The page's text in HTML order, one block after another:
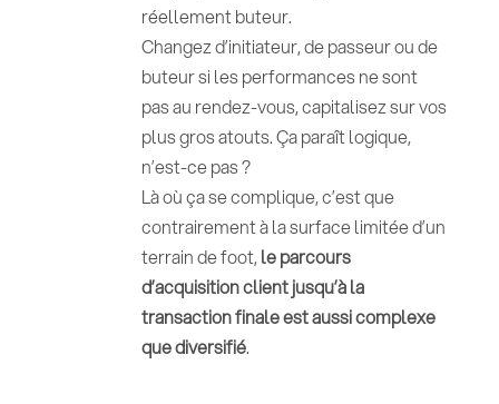
réellement buteur.
Changez d’initiateur, de passeur ou de
buteur si les performances ne sont
pas au rendez-vous, capitalisez sur vos
plus gros atouts. Ça paraît logique,
n’est-ce pas ?
Là où ça se complique, c’est que
contrairement à la surface limitée d’un
terrain de foot,le parcours
d’acquisition client jusqu’à la
transaction finale est aussi complexe
que diversifié.